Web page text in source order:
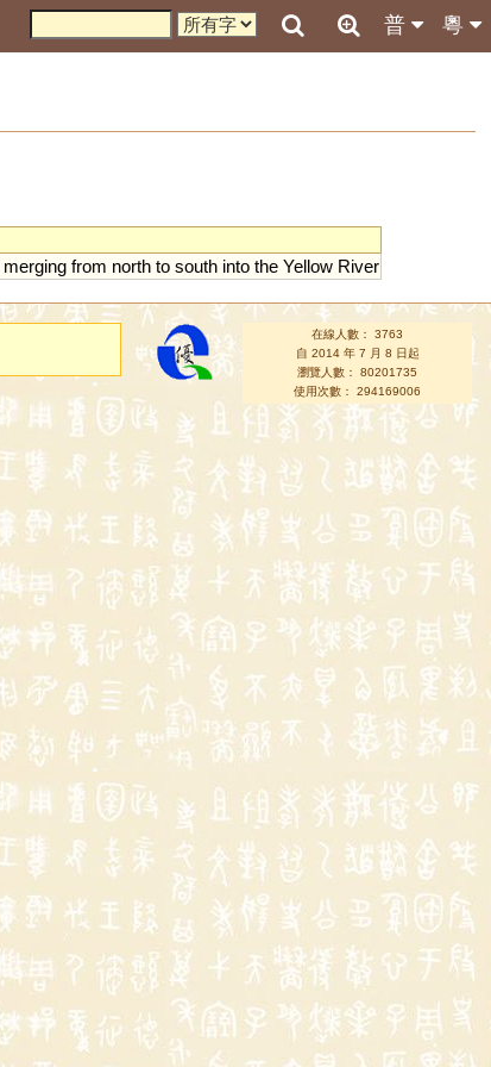
粵
普
merging from north to south into the Yellow River
在線人數： 3763
自 2014 年 7 月 8 日起
瀏覽人數： 80201735
使用次數： 294169006